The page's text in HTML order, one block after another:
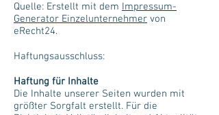
Quelle: Erstellt mit dem Impressum-
Generator Einzelunternehmer von
eRecht24.
Haftungsausschluss:
Haftung für Inhalte
Die Inhalte unserer Seiten wurden mit
größter Sorgfalt erstellt. Für die